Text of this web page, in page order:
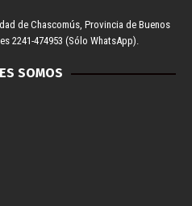
de Chascomús, Provincia de Buenos
2241-474953 (Sólo WhatsApp).
SOMOS